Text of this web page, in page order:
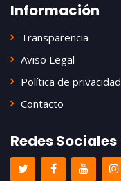
Información
Transparencia
Aviso Legal
Política de privacidad
Contacto
Redes Sociales